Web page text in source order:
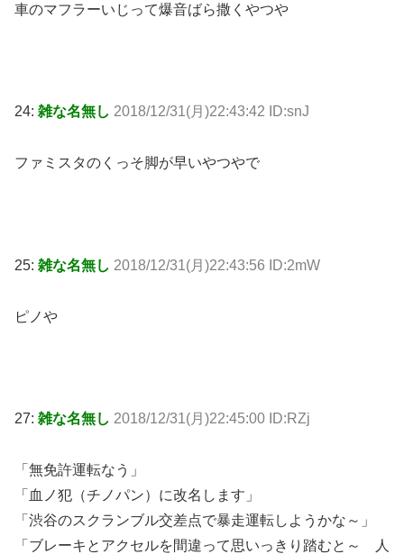
車のマフラーいじって爆音ばら撒くやつや
24: 雑な名無し 2018/12/31(月)22:43:42 ID:snJ
ファミスタのくっそ脚が早いやつやで
25: 雑な名無し 2018/12/31(月)22:43:56 ID:2mW
ピノや
27: 雑な名無し 2018/12/31(月)22:45:00 ID:RZj
「無免許運転なう」
「血ノ犯（チノパン）に改名します」
「渋谷のスクランブル交差点で暴走運転しようかな～」
「ブレーキとアクセルを間違って思いっきり踏むと～ 人